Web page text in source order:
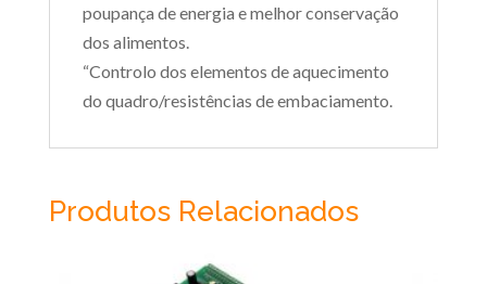
poupança de energia e melhor conservação
dos alimentos.
“Controlo dos elementos de aquecimento
do quadro/resistências de embaciamento.
Produtos Relacionados